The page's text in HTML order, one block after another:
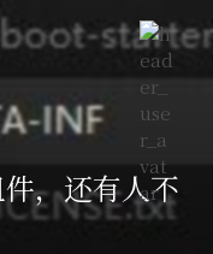
，还有人不